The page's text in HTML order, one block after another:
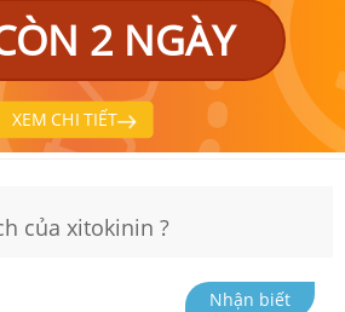
2 NGÀY
XEM CHI TIẾT
của xitokinin ?
Nhận biết